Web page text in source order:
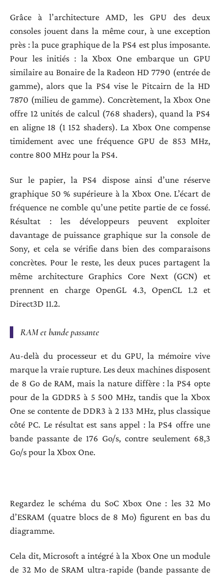
Grâce à l’architecture AMD, les GPU des deux
consoles jouent dans la même cour, à une exception
près : la puce graphique de la PS4 est plus imposante.
Pour les initiés : la Xbox One embarque un GPU
similaire au Bonaire de la Radeon HD 7790 (entrée de
gamme), alors que la PS4 vise le Pitcairn de la HD
7870 (milieu de gamme). Concrètement, la Xbox One
offre 12 unités de calcul (768 shaders), quand la PS4
en aligne 18 (1 152 shaders). La Xbox One compense
timidement avec une fréquence GPU de 853 MHz,
contre 800 MHz pour la PS4.
Sur le papier, la PS4 dispose ainsi d’une réserve
graphique 50 % supérieure à la Xbox One. L’écart de
fréquence ne comble qu’une petite partie de ce fossé.
Résultat : les développeurs peuvent exploiter
davantage de puissance graphique sur la console de
Sony, et cela se vérifie dans bien des comparaisons
concrètes. Pour le reste, les deux puces partagent la
même architecture Graphics Core Next (GCN) et
prennent en charge OpenGL 4.3, OpenCL 1.2 et
Direct3D 11.2.
RAM et bande passante
Au-delà du processeur et du GPU, la mémoire vive
marque la vraie rupture. Les deux machines disposent
de 8 Go de RAM, mais la nature diffère : la PS4 opte
pour de la GDDR5 à 5 500 MHz, tandis que la Xbox
One se contente de DDR3 à 2 133 MHz, plus classique
côté PC. Le résultat est sans appel : la PS4 offre une
bande passante de 176 Go/s, contre seulement 68,3
Go/s pour la Xbox One.
Regardez le schéma du SoC Xbox One : les 32 Mo
d’ESRAM (quatre blocs de 8 Mo) figurent en bas du
diagramme.
Cela dit, Microsoft a intégré à la Xbox One un module
de 32 Mo de SRAM ultra-rapide (bande passante de